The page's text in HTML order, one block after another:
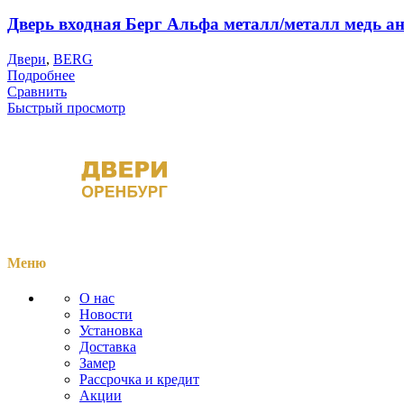
Дверь входная Берг Альфа металл/металл медь
Двери, BERG
Подробнее
Сравнить
Быстрый просмотр
Меню
О нас
Новости
Установка
Доставка
Замер
Рассрочка и кредит
Акции